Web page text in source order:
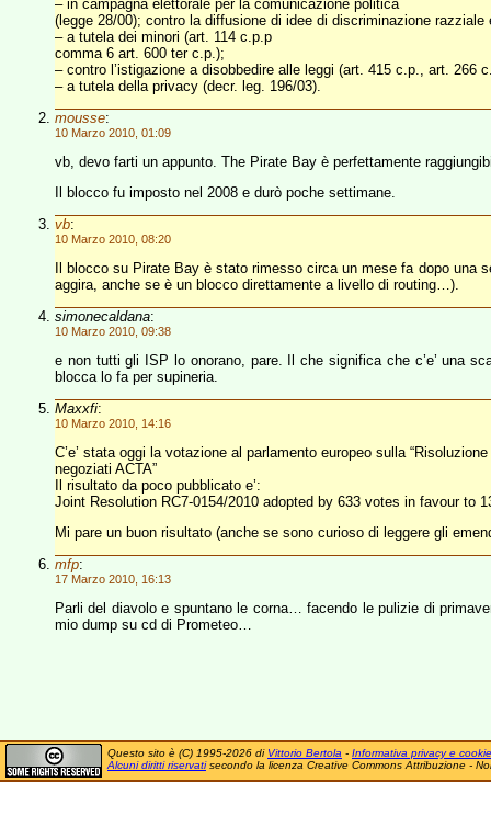
– in campagna elettorale per la comunicazione politica
(legge 28/00); contro la diffusione di idee di discriminazione
– a tutela dei minori (art. 114 c.p.p
comma 6 art. 600 ter c.p.);
– contro l’istigazione a disobbedire alle leggi (art. 415 c.p., art. 266
– a tutela della privacy (decr. leg. 196/03).
mousse:
10 Marzo 2010, 01:09
vb, devo farti un appunto. The Pirate Bay è perfettamente
Il blocco fu imposto nel 2008 e durò poche settimane.
vb:
10 Marzo 2010, 08:20
Il blocco su Pirate Bay è stato rimesso circa un mese fa dopo una
aggira, anche se è un blocco direttamente a livello di routing…).
simonecaldana:
10 Marzo 2010, 09:38
e non tutti gli ISP lo onorano, pare. Il che significa che c’e’ una
blocca lo fa per supineria.
Maxxfi:
10 Marzo 2010, 14:16
C’e’ stata oggi la votazione al parlamento europeo sulla
negoziati ACTA”
Il risultato da poco pubblicato e’:
Joint Resolution RC7-0154/2010 adopted by 633 votes in favour to
Mi pare un buon risultato (anche se sono curioso di leggere gli
mfp:
17 Marzo 2010, 16:13
Parli del diavolo e spuntano le corna… facendo le pulizie di
mio dump su cd di Prometeo…
Questo sito è (C) 1995-2026 di Vittorio Bertola - Informativa privacy e cookie
Alcuni diritti riservatisecondo la licenza Creative Commons Attribuzione -